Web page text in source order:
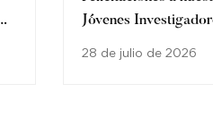
Jóvenes
28 de julio de 2026